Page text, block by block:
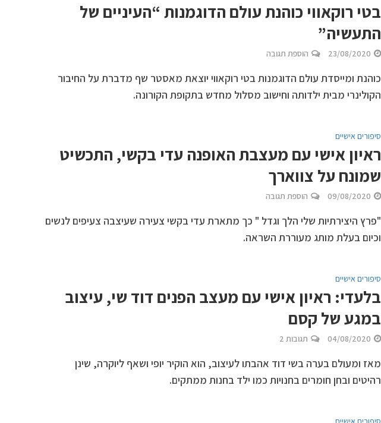
בטי רוקאווי כוהנת עולם הדוגמנות “העיניים של
התעשיה”
23/08/2020 הוספת תגובה
כוהנת ומייסדת עולם הדוגמנות בטי רוקאווי יוצאת מאסטר שף מדברת על החיבור
הקולינרי מבית ילדותה וחישוב מסלול מחדש בתקופת הקורונה.
סיפורים אישיים
ראיון אישי עם מעצבת האופנה עדי בקשי, התכשיט
שמונח על צווארך
09/08/2020 הוספת תגובה
"פרץ היצירתיות שלי הלך וגדל " כך מתארת עדי בקשי צעירה שעיצבה צעיפים לנשים
וכיום בעלת מותג מעוררת השראה.
סיפורים אישיים
בלעדי: ראיון אישי עם מעצב הפנים דוד שי, עיצוב
במגע של קסם
04/08/2020 תגובות 2
מאז ומעולם בערה בשי דוד אהבתו לעיצוב, הוא הוקיר יופי ושאף ליוקרה, שינן
רהיטים ובחן חומרים בחנויות כמו ילד בחנות ממתקים.